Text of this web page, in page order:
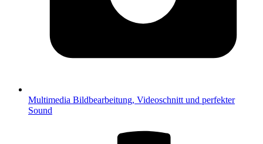
Multimedia Bildbearbeitung, Videoschnitt und perfekter
Sound